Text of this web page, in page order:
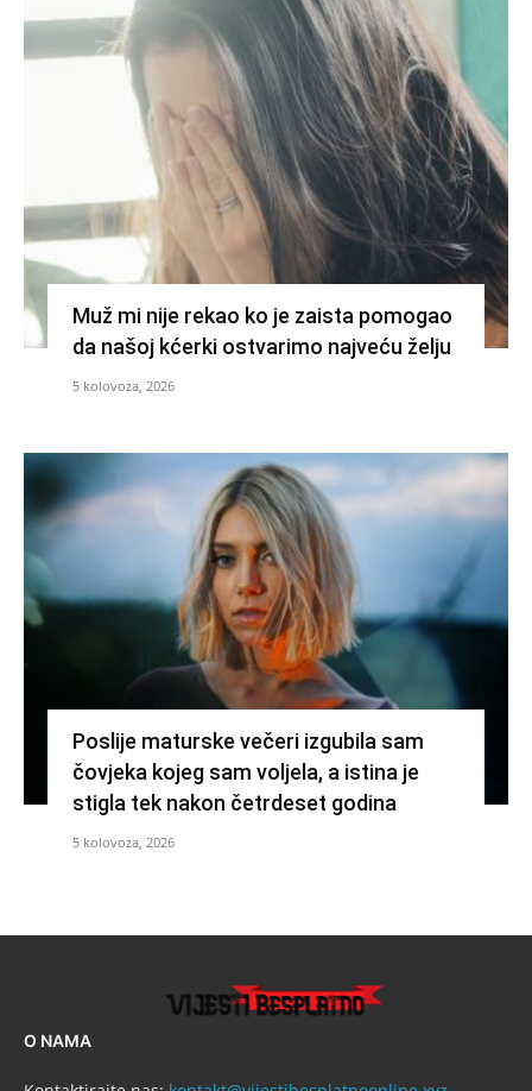
Muž mi nije rekao ko je zaista pomogao
da našoj kćerki ostvarimo najveću želju
5 kolovoza, 2026
Poslije maturske večeri izgubila sam
čovjeka kojeg sam voljela, a istina je
stigla tek nakon četrdeset godina
5 kolovoza, 2026
O NAMA